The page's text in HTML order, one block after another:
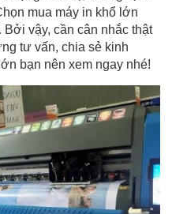
mua máy in khổ lớn
vậy, cần cân nhắc thật
tư vấn, chia sẻ kinh
bạn nên xem ngay nhé!